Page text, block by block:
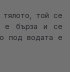
той се
е бърза и се
под водата е